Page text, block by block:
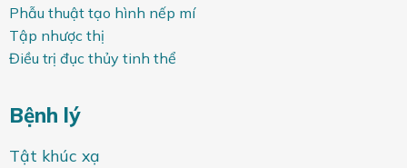
Phẫu thuật tạo hình nếp mí
Tập nhược thị
Điều trị đục thủy tinh thể
Bệnh lý
Tật khúc xạ